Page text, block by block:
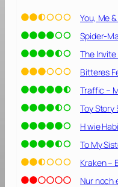
1
You, Me
Spider-
The
Bitteres
Traffic –
Toy
H wie
To My
Kraken –
Nur noch